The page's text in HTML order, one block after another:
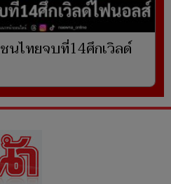
นไทยจบที่14ศึกเวิลด์